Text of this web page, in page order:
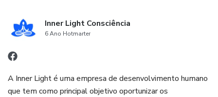
Inner Light Consciência
6 Ano Hotmarter
A Inner Light é uma empresa de desenvolvimento humano
que tem como principal objetivo oportunizar os